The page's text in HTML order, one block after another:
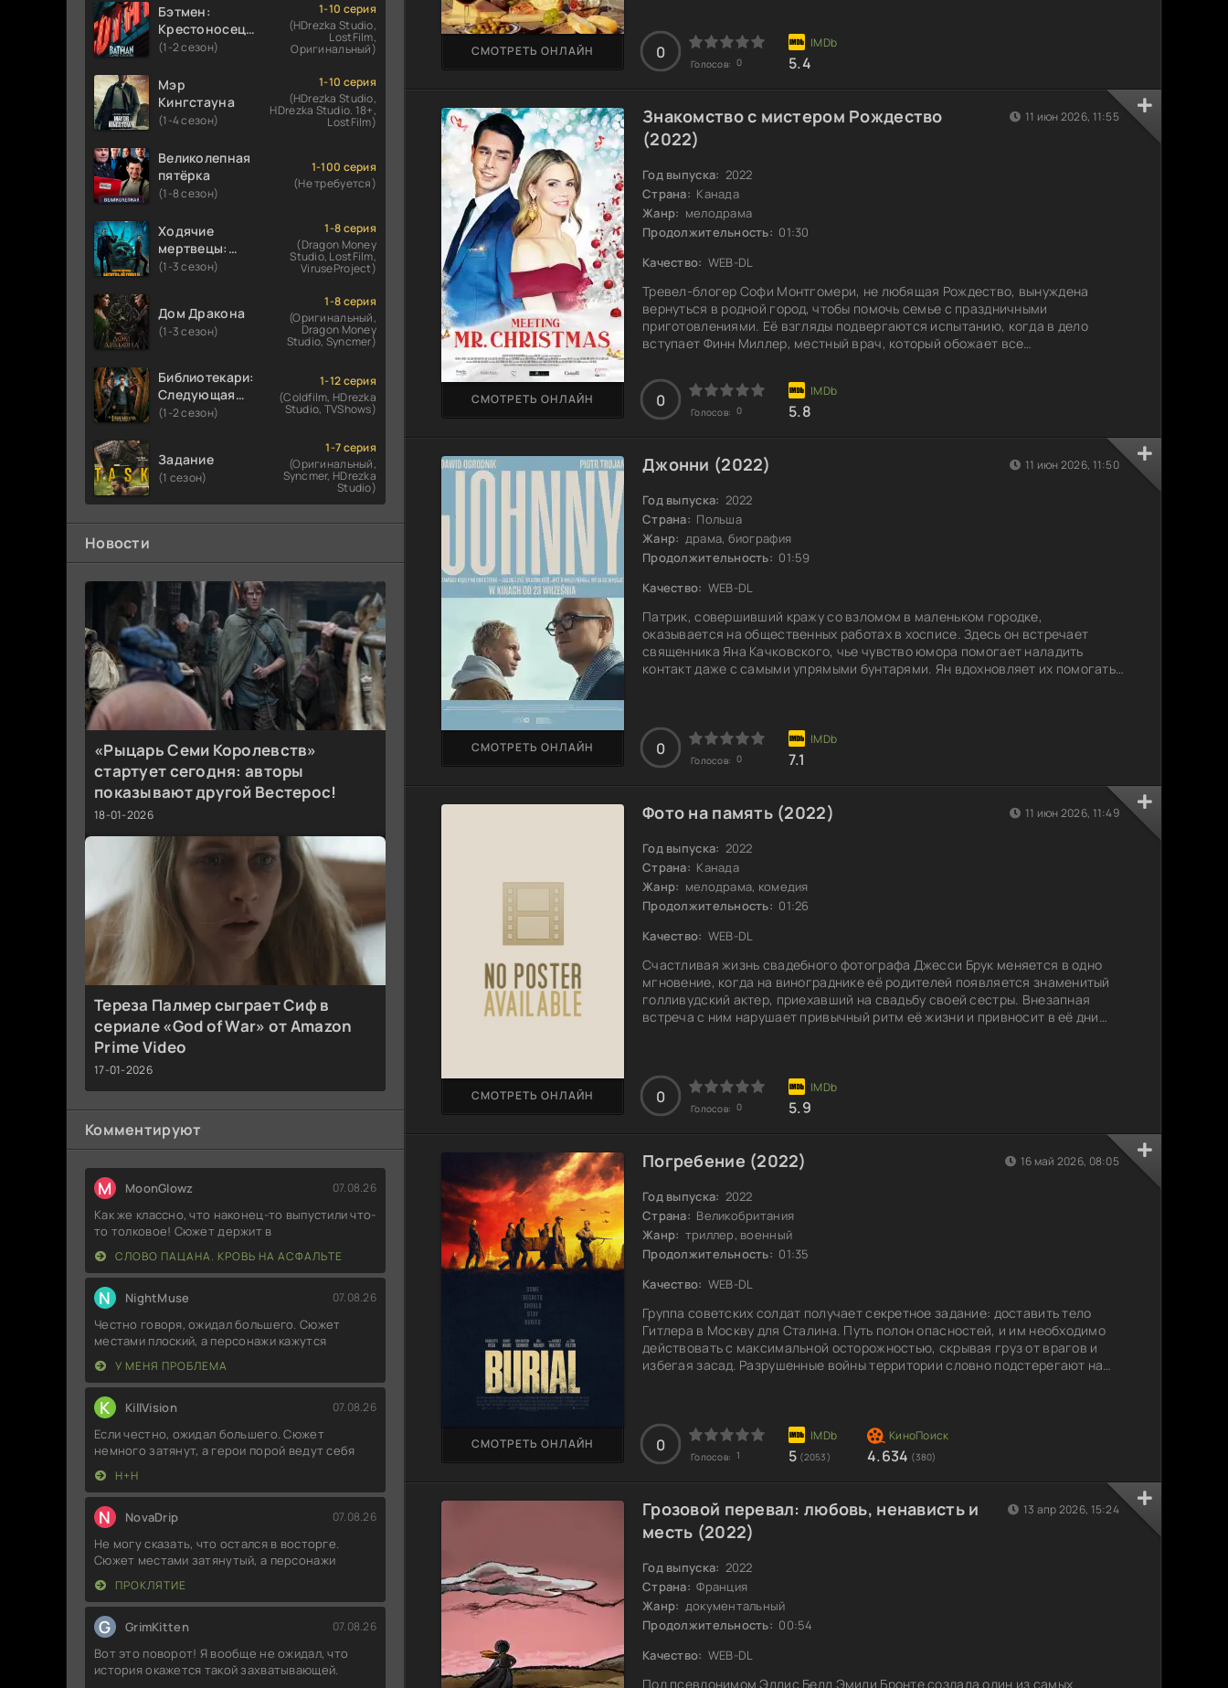
Бэтмен:
Крестоносец в
плаще
(1-2 сезон)
1-10 серия
(HDrezka Studio,
LostFilm,
Оригинальный)
Мэр
Кингстауна
(1-4 сезон)
1-10 серия
(HDrezka Studio,
HDrezka Studio. 18+,
LostFilm)
Великолепная
пятёрка
(1-8 сезон)
1-100 серия
(Не требуется)
Ходячие
мертвецы:
Мертвый
(1-3 сезон)
1-8 серия
(Dragon Money
Studio, LostFilm,
ViruseProject)
Дом Дракона
(1-3 сезон)
1-8 серия
(Оригинальный,
Dragon Money
Studio, Syncmer)
Библиотекари:
Следующая
глава
(1-2 сезон)
1-12 серия
(Coldfilm, HDrezka
Studio, TVShows)
Задание
(1 сезон)
1-7 серия
(Оригинальный,
Syncmer, HDrezka
Studio)
Новости
«Рыцарь Семи Королевств»
стартует сегодня: авторы
показывают другой Вестерос!
18-01-2026
Тереза Палмер сыграет Сиф в
сериале «God of War» от Amazon
Prime Video
17-01-2026
Комментируют
M MoonGlowz 07.08.26
Как же классно, что наконец-то выпустили что-
то толковое! Сюжет держит в
СЛОВО ПАЦАНА. КРОВЬ НА АСФАЛЬТЕ
N NightMuse 07.08.26
Честно говоря, ожидал большего. Сюжет
местами плоский, а персонажи кажутся
У МЕНЯ ПРОБЛЕМА
K KillVision 07.08.26
Если честно, ожидал большего. Сюжет
немного затянут, а герои порой ведут себя
Н+Н
N NovaDrip 07.08.26
Не могу сказать, что остался в восторге.
Сюжет местами затянутый, а персонажи
ПРОКЛЯТИЕ
G GrimKitten 07.08.26
Вот это поворот! Я вообще не ожидал, что
история окажется такой захватывающей.
пронести через эту
СМОТРЕТЬ ОНЛАЙН 0
Голосов: 0 5.4
Знакомство с мистером Рождество
(2022)
Год выпуска: 2022
Страна: Канада
Жанр: мелодрама
Продолжительность: 01:30
Качество: WEB-DL
Тревел-блогер Софи Монтгомери, не любящая Рождество, вынуждена
вернуться в родной город, чтобы помочь семье с праздничными
приготовлениями. Её взгляды подвергаются испытанию, когда в дело
вступает Финн Миллер, местный врач, который обожает все
радостью, и постепенно её отношение к празднику начинает меняться. В
ходе подготовки к празднику ей открываются новые аспекты жизни,
заставляющие переосмыслить свои убеждения. Сможет ли она
СМОТРЕТЬ ОНЛАЙН 0
Голосов: 0 5.8
11 июн 2026, 11:55
Джонни (2022)
Год выпуска: 2022
Страна: Польша
Жанр: драма, биография
Продолжительность: 01:59
Качество: WEB-DL
Патрик, совершивший кражу со взломом в маленьком городке,
оказывается на общественных работах в хосписе. Здесь он встречает
священника Яна Качковского, чье чувство юмора помогает наладить
контакт даже с самыми упрямыми бунтарями. Ян вдохновляет их помогать
кардинально меняет восприятие Патрика.
СМОТРЕТЬ ОНЛАЙН 0
Голосов: 0 7.1
11 июн 2026, 11:50
Фото на память (2022)
Год выпуска: 2022
Страна: Канада
Жанр: мелодрама, комедия
Продолжительность: 01:26
Качество: WEB-DL
Счастливая жизнь свадебного фотографа Джесси Брук меняется в одно
мгновение, когда на винограднике её родителей появляется знаменитый
голливудский актер, приехавший на свадьбу своей сестры. Внезапная
встреча с ним нарушает привычный ритм её жизни и привносит в её дни
в их блеске? Ее профессиональные
СМОТРЕТЬ ОНЛАЙН 0
Голосов: 0 5.9
11 июн 2026, 11:49
Погребение (2022)
Год выпуска: 2022
Страна: Великобритания
Жанр: триллер, военный
Продолжительность: 01:35
Качество: WEB-DL
Группа советских солдат получает секретное задание: доставить тело
Гитлера в Москву для Сталина. Путь полон опасностей, и им необходимо
действовать с максимальной осторожностью, скрывая груз от врагов и
избегая засад. Разрушенные войны территории словно подстерегают на
они везут. В хаосе
СМОТРЕТЬ ОНЛАЙН 0
Голосов: 1 5 (2053) 4.634 (380)
16 май 2026, 08:05
Грозовой перевал: любовь, ненависть и
месть (2022)
Год выпуска: 2022
Страна: Франция
Жанр: документальный
Продолжительность: 00:54
Качество: WEB-DL
Под псевдонимом Эллис Белл Эмили Бронте создала один из самых
13 апр 2026, 15:24